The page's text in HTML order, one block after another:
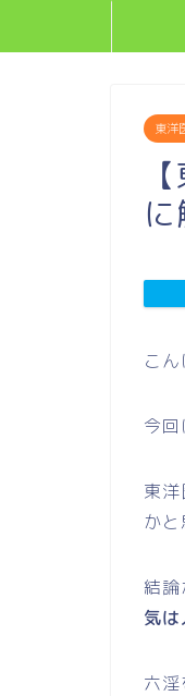
東洋
こ
今回
東
かと
結論
気
六